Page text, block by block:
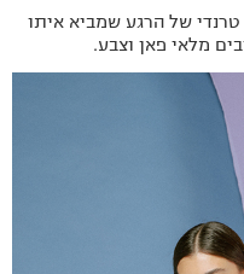
של הרגע שמביא איתו
מלאי פאן וצבע.